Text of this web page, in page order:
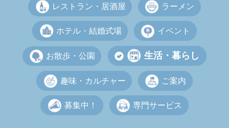
レストラン・居酒屋 ラーメン
ホテル・結婚式場 イベント
お散歩・公園 生活・暮らし
趣味・カルチャー ご案内
募集中！ 専門サービス